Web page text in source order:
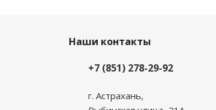
Наши контакты
+7 (851) 278-29-92
г. Астрахань,